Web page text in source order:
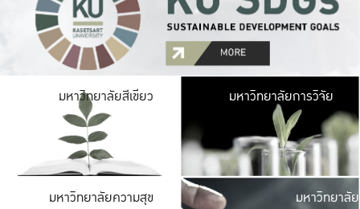
มหาวิทยาลัยสีเขียว มหาวิ
มีพื้นที่เขียวสดใส
เป็นป่าในเมือง เกษต
มหาวิทยาลัยการวิจัย
มหาวิทยาลัยความสุข มหาวิ
มหาวิทยาลัย